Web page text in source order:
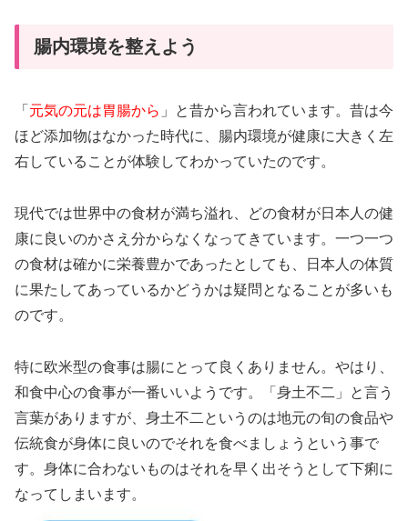
腸内環境を整えよう
「 元気の元は胃腸から 」と昔から言われています。昔は今
ほど添加物はなかった時代に、腸内環境が健康に大きく左
右していることが体験してわかっていたのです。
現代では世界中の食材が満ち溢れ、どの食材が日本人の健
康に良いのかさえ分からなくなってきています。一つ一つ
の食材は確かに栄養豊かであったとしても、日本人の体質
に果たしてあっているかどうかは疑問となることが多いも
のです。
特に欧米型の食事は腸にとって良くありません。やはり、
和食中心の食事が一番いいようです。「身土不二」と言う
言葉がありますが、身土不二というのは地元の旬の食品や
伝統食が身体に良いのでそれを食べましょうという事で
す。身体に合わないものはそれを早く出そうとして下痢に
なってしまいます。